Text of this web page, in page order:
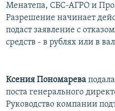
Менатепа, СБС-АГРО и
Разрешение начинает
подаст заявление с
средств - в рублях или в
Ксения Пономарева
поста генерального
Руководство компании